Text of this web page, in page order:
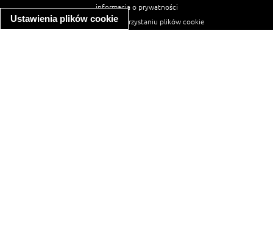
Ustawienia plików cookie
informacja o prywatności
informacja o wykorzystaniu plików cookie